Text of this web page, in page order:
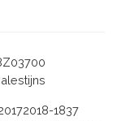
1837